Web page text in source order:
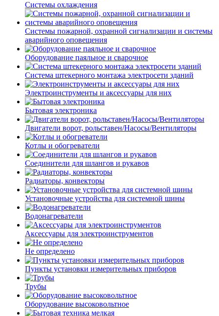
Системы охлаждения
Системы пожарной, охранной сигнализации и системы
аварийного оповещения
Оборудование паяльное и сварочное
Система штекерного монтажа электросети зданий
Электроинструменты и аксессуары для них
Бытовая электроника
Двигатели ворот, рольставен/Насосы/Вентиляторы
Котлы и обогреватели
Соединители для шлангов и рукавов
Радиаторы, конвекторы
Установочные устройства для системной шины
Водонагреватели
Аксессуары для электроинструментов
Не определено
Пункты установки измерительных приборов
Трубы
Оборудование высоковольтное